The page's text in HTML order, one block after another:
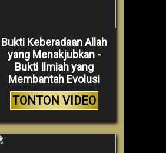
Bukti Keberadaan Allah
yang Menakjubkan -
Bukti Ilmiah yang
Membantah Evolusi
TONTON VIDEO